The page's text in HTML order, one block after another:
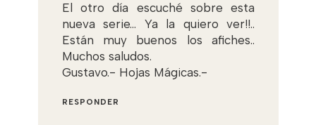
El otro día escuché sobre esta
nueva serie... Ya la quiero ver!!..
Están muy buenos los afiches..
Muchos saludos.
Gustavo.- Hojas Mágicas.-
RESPONDER